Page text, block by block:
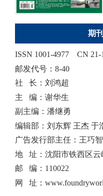
期
ISSN 1001-4977 CN
邮发代号：8-40
社 长：刘鸿超
主 编：谢华生
副主编：潘继勇
编辑部：刘东辉 王杰 于
广告发行部主任：王巧智
地 址：沈阳市铁西区云
邮 编：110022
网 址：